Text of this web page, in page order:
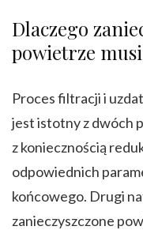
Dlaczego
powietrze
Proces filtracji i
jest istotny z dwóch
z koniecznością
odpowiednich
końcowego. Drugi
zanieczyszczone